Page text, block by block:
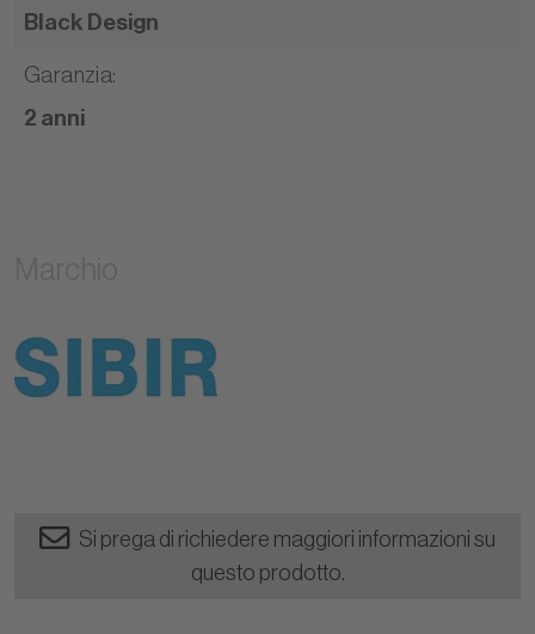
Black Design
Garanzia:
2 anni
Si prega di richiedere maggiori informazioni su
questo prodotto.